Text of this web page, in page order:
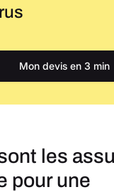
Mon devis en 3 min
les
pour une